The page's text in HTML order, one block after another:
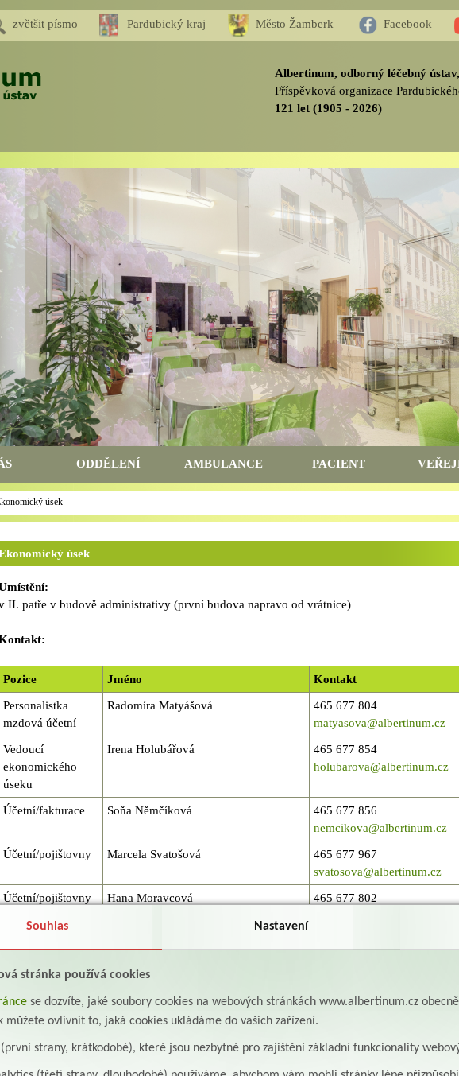
zvětšit písmo Pardubický kraj Město Žamberk Facebook
Albertinum, odborný léčebný
Příspěvková organizace
121 let (1905 - 2026)
ODDĚLENÍ AMBULANCE PACIENT
úsek
úsek
II. patře v budově administrativy (první budova napravo od vrátnice)
Pozice Jméno Kontakt
Personalistka
mzdová účetní
Radomíra Matyášová
465 677 804
matyasova@albertinum.cz
Vedoucí
ekonomického
úseku
Irena Holubářová
465 677 854
holubarova@albertinum.cz
Účetní/fakturace Soňa Němčíková
465 677 856
nemcikova@albertinum.cz
Účetní/pojištovny Marcela Svatošová
465 677 967
svatosova@albertinum.cz
Účetní/pojištovny Hana Moravcová
465 677 802
Souhlas Nastavení
stránka používá cookies
se dozvíte, jaké soubory cookies na webových stránkách www.albertinum.cz
můžete ovlivnit to, jaká cookies ukládáme do vašich zařízení.
(první strany, krátkodobé), které jsou nezbytné pro zajištění základní funkcionality